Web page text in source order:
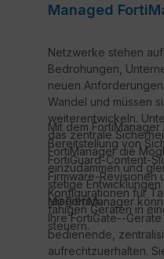
Managed
Netzwerke stehen
Bedrohungen,
neuen
Wandel und müssen
weiterentwickeln.
das zentrale
FortiManager die
einzudämmen und
stetige
reagieren.
Mit dem
Bereitstellung von
FortiGuard-Content-
Firmware-Revisionen
Konfigurationen für
fähigen Geräten in
steuern.
Mit FortiManager
Ihre FortiGate--
bedienende,
aufrechtzuerhalten.